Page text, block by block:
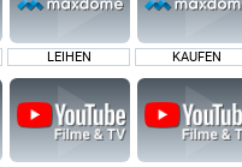
LEIHEN KAUFEN